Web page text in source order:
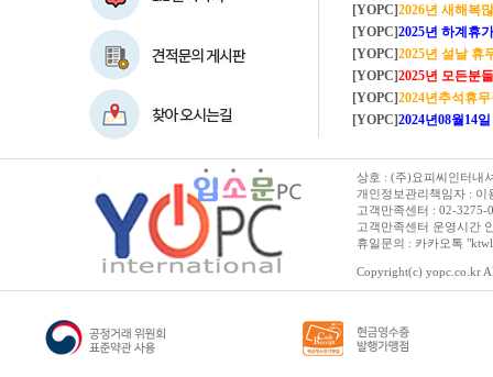
[YOPC]2026년 새해복많
[YOPC]2025년 하계휴가 8/2~8/5
[YOPC]2025년 설날 휴
[YOPC]2025년 모든분들 새해복
[YOPC]2024년추석휴
[YOPC]2024년08월14일 수요일 택
상호 : (주)요피씨인터내
개인정보관리책임자 : 이
고객만족센터 : 02-3275-
고객만족센터 운영시간
휴일문의 : 카카오톡
Copyright(c) yopc.co.kr